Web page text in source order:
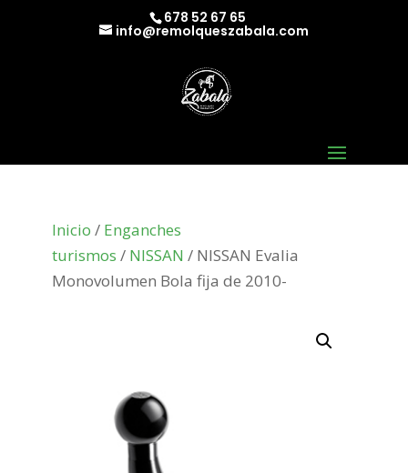
678 52 67 65
info@remolqueszabala.com
Inicio / Enganches
turismos / NISSAN / NISSAN Evalia
Monovolumen Bola fija de 2010-